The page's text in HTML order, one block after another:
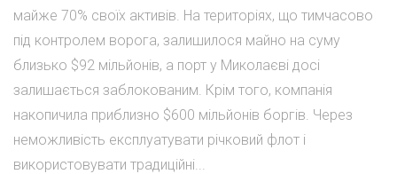
майже 70% своїх активів. На територіях, що тимчасово
під контролем ворога, залишилося майно на суму
близько $92 мільйонів, а порт у Миколаєві досі
залишається заблокованим. Крім того, компанія
накопичила приблизно $600 мільйонів боргів. Через
неможливість експлуатувати річковий флот і
використовувати традиційні...